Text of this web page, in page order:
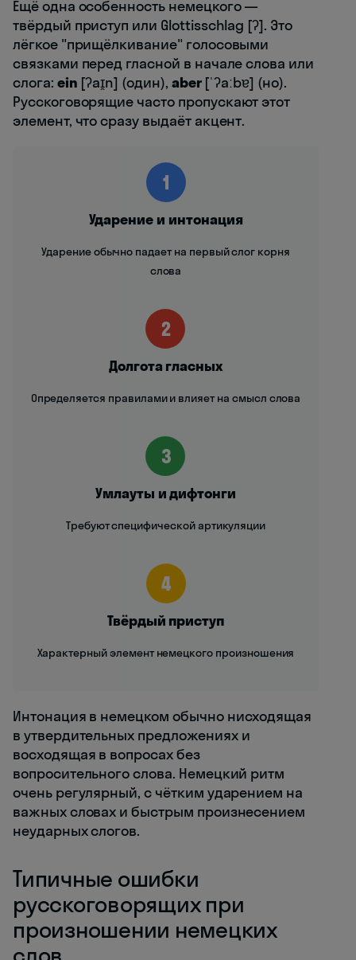
Ещё одна особенность немецкого —
твёрдый приступ или Glottisschlag [ʔ]. Это
лёгкое "прищёлкивание" голосовыми
связками перед гласной в начале слова или
слога: ein [ʔaɪ̯n] (один), aber[ˈʔaːbɐ] (но).
Русскоговорящие часто пропускают этот
элемент, что сразу выдаёт акцент.
1
Ударение и интонация
Ударение обычно падает на первый слог корня
слова
2
Долгота гласных
Определяется правилами и влияет на смысл слова
3
Умлауты и дифтонги
Требуют специфической артикуляции
4
Твёрдый приступ
Характерный элемент немецкого произношения
Интонация в немецком обычно нисходящая
в утвердительных предложениях и
восходящая в вопросах без
вопросительного слова. Немецкий ритм
очень регулярный, с чётким ударением на
важных словах и быстрым произнесением
неударных слогов.
Типичные ошибки
русскоговорящих при
произношении немецких